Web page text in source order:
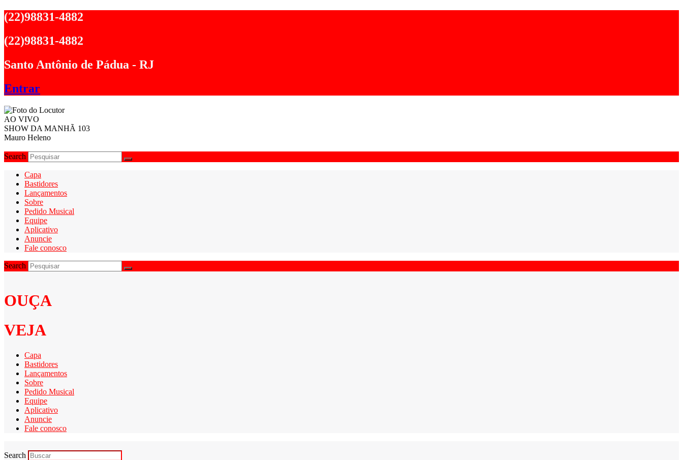
Ir
para
conteúdo
(22)98831-4882
(22)98831-4882
Santo Antônio de Pádua - RJ
Entrar
AO VIVO
SHOW DA MANHÃ 103
Mauro Heleno
Search
Capa
Bastidores
Lançamentos
Sobre
Pedido Musical
Equipe
Aplicativo
Anuncie
Fale conosco
Search
OUÇA
VEJA
Capa
Bastidores
Lançamentos
Sobre
Pedido Musical
Equipe
Aplicativo
Anuncie
Fale conosco
Search